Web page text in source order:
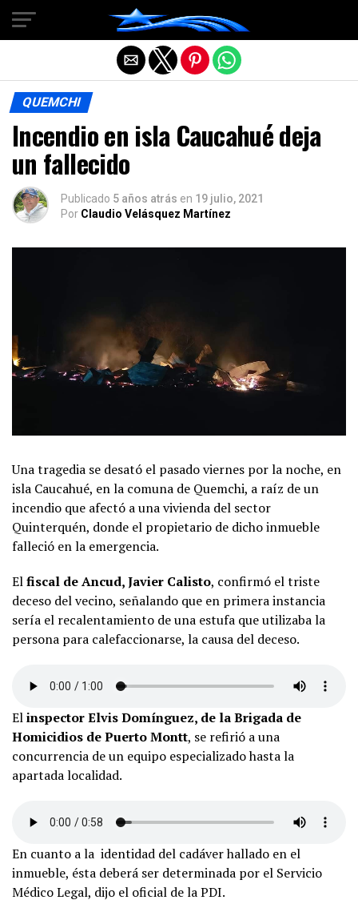
QUEMCHI
Incendio en isla Caucahué deja
un fallecido
Publicado 5 años atrás en 19 julio, 2021
Por Claudio Velásquez Martínez
Una tragedia se desató el pasado viernes por la noche, en
isla Caucahué, en la comuna de Quemchi, a raíz de un
incendio que afectó a una vivienda del sector
Quinterquén, donde el propietario de dicho inmueble
falleció en la emergencia.
Elfiscal de Ancud, Javier Calisto, confirmó el triste
deceso del vecino, señalando que en primera instancia
sería el recalentamiento de una estufa que utilizaba la
persona para calefaccionarse, la causa del deceso.
Elinspector Elvis Domínguez, de la Brigada de
Homicidios de Puerto Montt, se refirió a una
concurrencia de un equipo especializado hasta la
apartada localidad.
En cuanto a la identidad del cadáver hallado en el
inmueble, ésta deberá ser determinada por el Servicio
Médico Legal, dijo el oficial de la PDI.
Salir de la versión móvil